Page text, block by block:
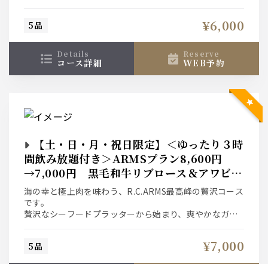
メインは肉汁溢れるジューシーな自家製ローストビー
フ。〆の特製ケジャリーまで、
伝統とトレンドが融合した絶品料理をお酒と共に。
5品 ¥6,000
details
コース詳細
reserve
WEB予約
【土・日・月・祝日限定】＜ゆったり３時
間飲み放題付き＞ARMSプラン8,600円
→7,000円 黒毛和牛リブロース＆アワビの
ステーキ
海の幸と極上肉を味わう、R.C.ARMS最高峰の贅沢コース
です。
贅沢なシーフードプラッターから始まり、爽やかなガー
メインは黒毛和牛とアワビが競演する至高のダブルステ
5品 ¥7,000